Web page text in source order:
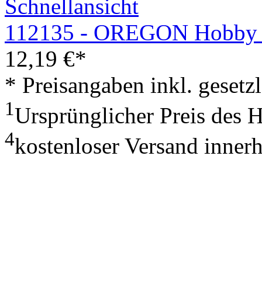
Schnellansicht
112135 - OREGON
12,19 €*
* Preisangaben inkl.
1Ursprünglicher Preis des
4kostenloser Versand